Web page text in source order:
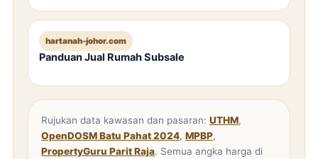
hartanah-johor.com
Panduan Jual Rumah Subsale
Rujukan data kawasan dan pasaran: UTHM,
OpenDOSM Batu Pahat 2024, MPBP,
PropertyGuru Parit Raja. Semua angka harga di